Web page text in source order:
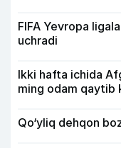
FIFA Yevropa
uchradi
Ikki hafta ichida
ming odam qaytib
Qo‘yliq dehqon